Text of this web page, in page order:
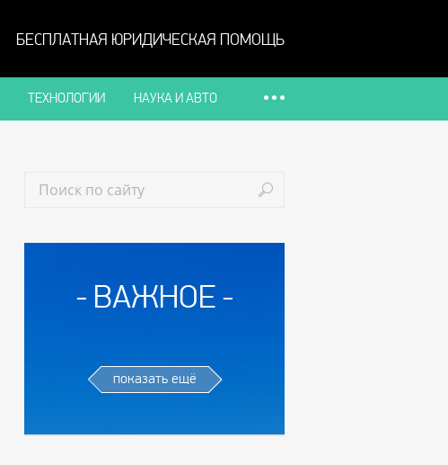
БЕСПЛАТНАЯ ЮРИДИЧЕСКАЯ ПОМОЩЬ
ТЕХНОЛОГИИ НАУКА И АВТО
ВАЖНОЕ
показать ещё